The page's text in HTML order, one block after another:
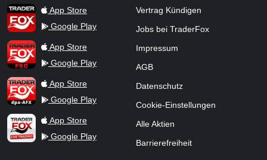
TraderFox AppApp Store
Google Play
TraderFox ProApp Store
Google Play
TraderFox dpa-AFX ProFeed
App Store
Google Play
TraderFox Live Trading
App Store
Google Play
Vertrag Kündigen
Jobs bei TraderFox
Impressum
AGB
Datenschutz
Cookie-Einstellungen
Alle Aktien
Barrierefreiheit